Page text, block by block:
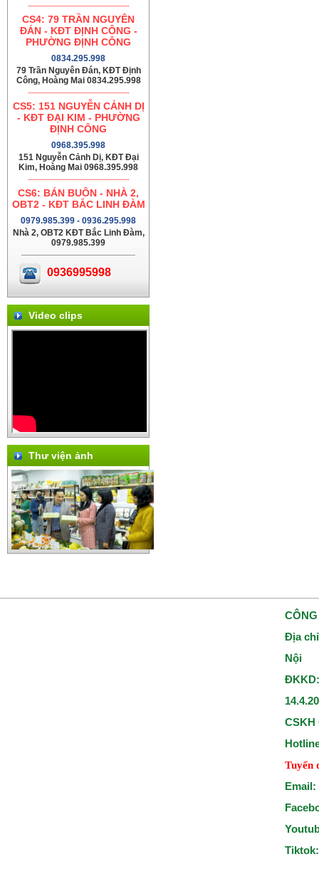
CS4: 79 TRẦN NGUYÊN
ĐÁN - KĐT ĐỊNH CÔNG -
PHƯỜNG ĐỊNH CÔNG
0834.295.998
79 Trần Nguyên Đán, KĐT Định
Công, Hoàng Mai 0834.295.998
CS5: 151 NGUYỄN CẢNH DỊ
- KĐT ĐẠI KIM - PHƯỜNG
ĐỊNH CÔNG
0968.395.998
151 Nguyễn Cảnh Dị, KĐT Đại
Kim, Hoàng Mai 0968.395.998
CS6: BÁN BUÔN - NHÀ 2,
OBT2 - KĐT BẮC LINH ĐÀM
0979.985.399 - 0936.295.998
Nhà 2, OBT2 KĐT Bắc Linh Đàm,
0979.985.399
0936995998
Video clips
Thư viện ảnh
Địa
Nội
CSKH
Tuyển
Email: